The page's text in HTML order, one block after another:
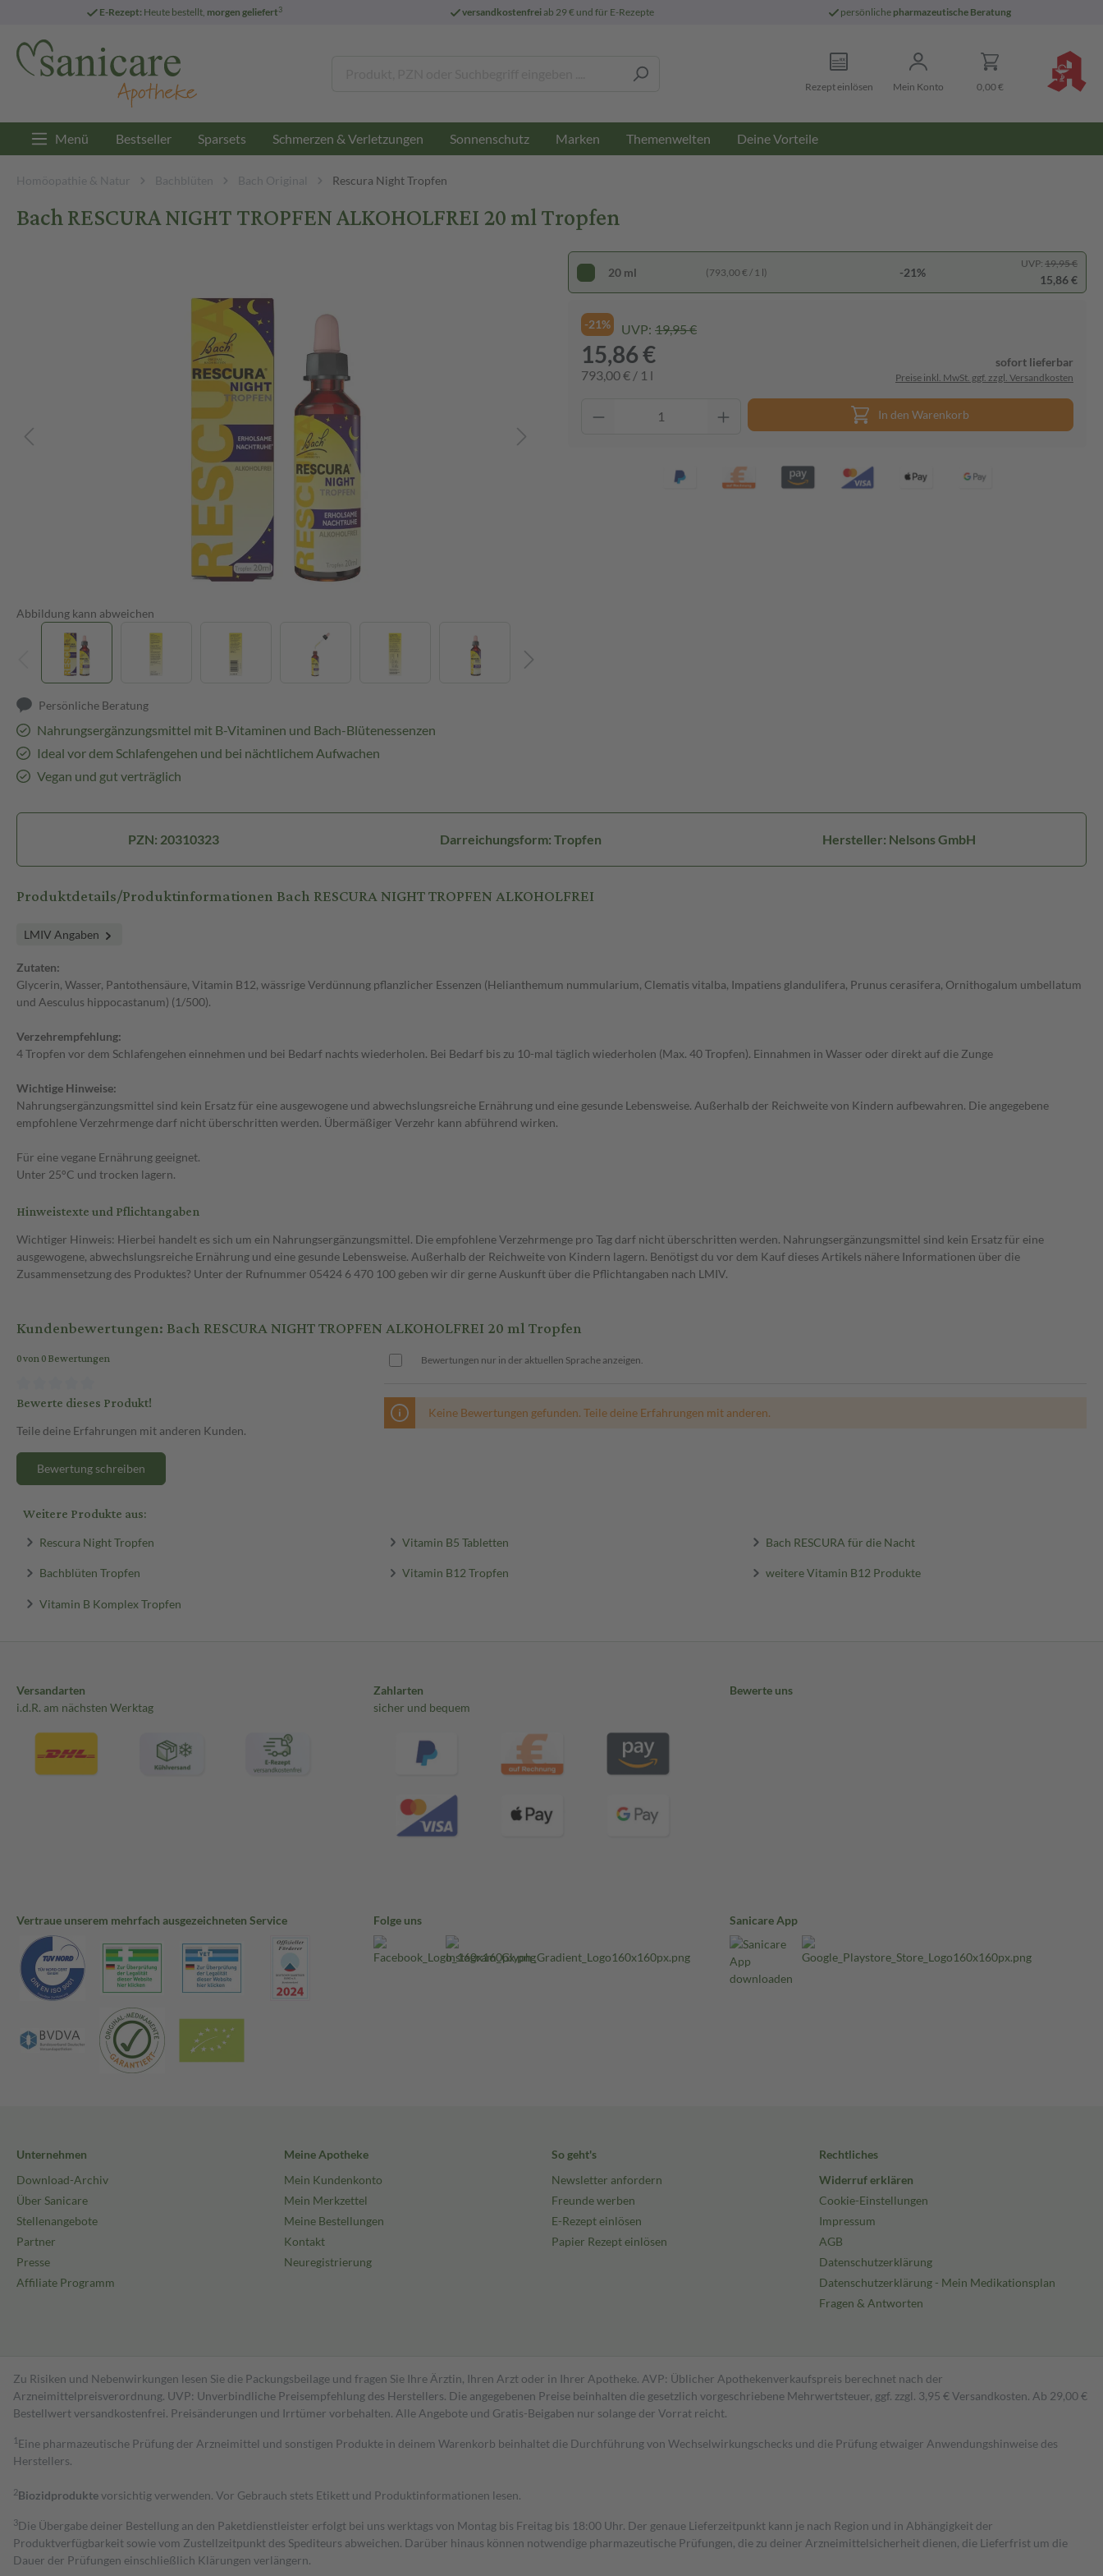
E-Rezept: Heute bestellt, morgen geliefert3 versandkostenfreiab 29 € und für E-Rezepte persönliche pharmazeutische Beratung
Rezept einlösen Mein Konto 0,00 €
Menü Bestseller Sparsets Schmerzen & Verletzungen Sonnenschutz Marken Themenwelten Deine Vorteile
Homöopathie & Natur Bachblüten Bach Original Rescura Night Tropfen
Bach RESCURA NIGHT TROPFEN ALKOHOLFREI 20 ml Tropfen
Abbildung kann abweichen
Persönliche Beratung
Nahrungsergänzungsmittel mit B-Vitaminen und Bach-Blütenessenzen
Ideal vor dem Schlafengehen und bei nächtlichem Aufwachen
Vegan und gut verträglich
20 ml (793,00 € / 1 l) -21%
UVP: 19,95 €
15,86 €
-21% UVP: 19,95 €
15,86 €
793,00 € / 1 l
sofort lieferbar
Preise inkl. MwSt. ggf. zzgl. Versandkosten
In den Warenkorb
PZN: 20310323 Darreichungsform: Tropfen Hersteller: Nelsons GmbH
Produktdetails/Produktinformationen Bach RESCURA NIGHT TROPFEN ALKOHOLFREI
LMIV Angaben
Zutaten:
Glycerin, Wasser, Pantothensäure, Vitamin B12, wässrige Verdünnung pflanzlicher Essenzen (Helianthemum nummularium, Clematis vitalba, Impatiens glandulifera, Prunus cerasifera, Ornithogalum umbellatum
und Aesculus hippocastanum) (1/500).
Verzehrempfehlung:
4 Tropfen vor dem Schlafengehen einnehmen und bei Bedarf nachts wiederholen. Bei Bedarf bis zu 10-mal täglich wiederholen (Max. 40 Tropfen). Einnahmen in Wasser oder direkt auf die Zunge
Wichtige Hinweise:
Nahrungsergänzungsmittel sind kein Ersatz für eine ausgewogene und abwechslungsreiche Ernährung und eine gesunde Lebensweise. Außerhalb der Reichweite von Kindern aufbewahren. Die angegebene
empfohlene Verzehrmenge darf nicht überschritten werden. Übermäßiger Verzehr kann abführend wirken.
Für eine vegane Ernährung geeignet.
Unter 25°C und trocken lagern.
Hinweistexte und Pflichtangaben
Wichtiger Hinweis: Hierbei handelt es sich um ein Nahrungsergänzungsmittel. Die empfohlene Verzehrmenge pro Tag darf nicht überschritten werden. Nahrungsergänzungsmittel sind kein Ersatz für eine
ausgewogene, abwechslungsreiche Ernährung und eine gesunde Lebensweise. Außerhalb der Reichweite von Kindern lagern. Benötigst du vor dem Kauf dieses Artikels nähere Informationen über die
Zusammensetzung des Produktes? Unter der Rufnummer 05424 6 470 100 geben wir dir gerne Auskunft über die Pflichtangaben nach LMIV.
Kundenbewertungen: Bach RESCURA NIGHT TROPFEN ALKOHOLFREI 20 ml Tropfen
0 von 0 Bewertungen
Bewerte dieses Produkt!
Teile deine Erfahrungen mit anderen Kunden.
Bewertung schreiben
Bewertungen nur in der aktuellen Sprache anzeigen.
Keine Bewertungen gefunden. Teile deine Erfahrungen mit anderen.
Weitere Produkte aus:
Rescura Night Tropfen Vitamin B5 Tabletten Bach RESCURA für die Nacht
Bachblüten Tropfen Vitamin B12 Tropfen weitere Vitamin B12 Produkte
Vitamin B Komplex Tropfen
Versandarten
i.d.R. am nächsten Werktag
Zahlarten
sicher und bequem
Bewerte uns
Vertraue unserem mehrfach ausgezeichneten Service Folge uns Sanicare App
Unternehmen
Download-Archiv
Über Sanicare
Stellenangebote
Partner
Presse
Affiliate Programm
Meine Apotheke
Mein Kundenkonto
Mein Merkzettel
Meine Bestellungen
Kontakt
Neuregistrierung
So geht's
Newsletter anfordern
Freunde werben
E-Rezept einlösen
Papier Rezept einlösen
Rechtliches
Widerruf erklären
Cookie-Einstellungen
Impressum
AGB
Datenschutzerklärung
Datenschutzerklärung - Mein Medikationsplan
Fragen & Antworten
Zu Risiken und Nebenwirkungen lesen Sie die Packungsbeilage und fragen Sie Ihre Ärztin, Ihren Arzt oder in Ihrer Apotheke. AVP: Üblicher Apothekenverkaufspreis berechnet nach der
Arzneimittelpreisverordnung. UVP: Unverbindliche Preisempfehlung des Herstellers. Die angegebenen Preise beinhalten die gesetzlich vorgeschriebene Mehrwertsteuer, ggf. zzgl. 3,95 € Versandkosten. Ab 29,00 €
Bestell­wert versand­kosten­frei. Preisänderungen und Irrtümer vorbehalten. Alle Angebote und Gratis-Beigaben nur solange der Vorrat reicht.
1 Eine pharmazeutische Prüfung der Arzneimittel und sonstigen Produkte in deinem Warenkorb beinhaltet die Durchführung von Wechselwirkungschecks und die Prüfung etwaiger Anwendungshinweise des
Herstellers.
2Biozidproduktevorsichtig verwenden. Vor Gebrauch stets Etikett und Produktinformationen lesen.
3Die Übergabe deiner Bestellung an den Paketdienstleister erfolgt bei uns werktags von Montag bis Freitag bis 18:00 Uhr. Der genaue Lieferzeitpunkt kann je nach Region und in Abhängigkeit der
Produktverfügbarkeit sowie vom Zustellzeitpunkt des Spediteurs abweichen. Darüber hinaus können notwendige pharmazeutische Prüfungen, die zu deiner Arzneimittelsicherheit dienen, die Lieferfrist um die
Dauer der Prüfungen einschließlich Klärungen verlängern.